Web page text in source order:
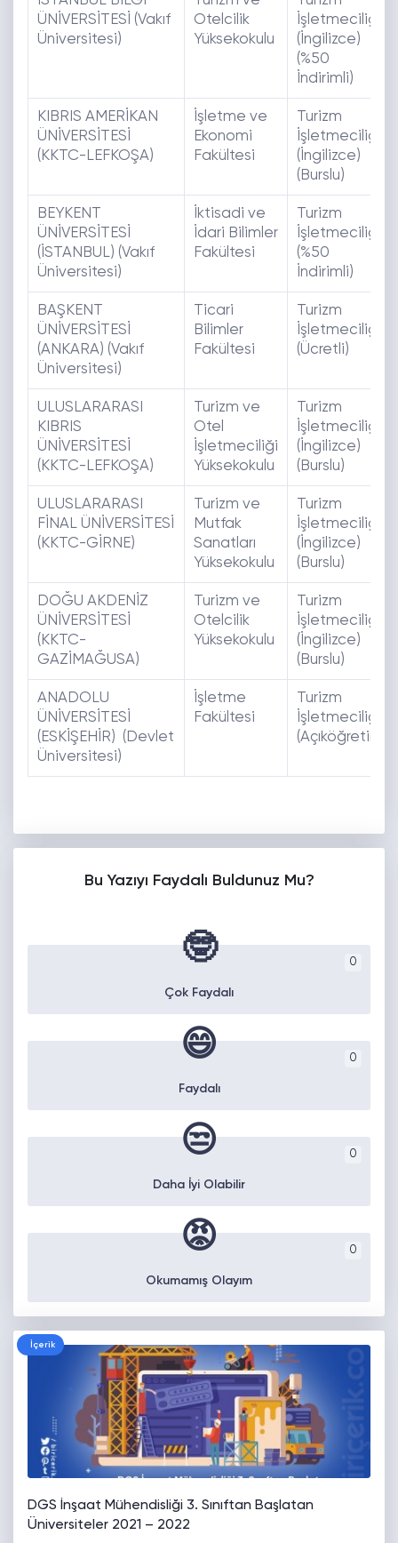
ÜNİVERSİTESİ (Vakıf
Üniversitesi)
Otelcilik
Yüksekokulu
İşletmeciliği
(İngilizce)
(%50
İndirimli)
KIBRIS AMERİKAN
ÜNİVERSİTESİ
(KKTC-LEFKOŞA)
İşletme ve
Ekonomi
Fakültesi
Turizm
İşletmeciliği
(İngilizce)
(Burslu)
BEYKENT
ÜNİVERSİTESİ
(İSTANBUL) (Vakıf
Üniversitesi)
İktisadi ve
İdari Bilimler
Fakültesi
Turizm
İşletmeciliği
(%50
İndirimli)
BAŞKENT
ÜNİVERSİTESİ
(ANKARA) (Vakıf
Üniversitesi)
Ticari
Bilimler
Fakültesi
Turizm
İşletmeciliği
(Ücretli)
ULUSLARARASI
KIBRIS
ÜNİVERSİTESİ
(KKTC-LEFKOŞA)
Turizm ve
Otel
İşletmeciliği
Yüksekokulu
Turizm
İşletmeciliği
(İngilizce)
(Burslu)
ULUSLARARASI
FİNAL ÜNİVERSİTESİ
(KKTC-GİRNE)
Turizm ve
Mutfak
Sanatları
Yüksekokulu
Turizm
İşletmeciliği
(İngilizce)
(Burslu)
DOĞU AKDENİZ
ÜNİVERSİTESİ
(KKTC-
GAZİMAĞUSA)
Turizm ve
Otelcilik
Yüksekokulu
Turizm
İşletmeciliği
(İngilizce)
(Burslu)
ANADOLU
ÜNİVERSİTESİ
(ESKİŞEHİR) (Devlet
Üniversitesi)
İşletme
Fakültesi
Turizm
İşletmeciliği
(Açıköğretim)
Bu Yazıyı Faydalı Buldunuz Mu?
0
🤓
Çok Faydalı
0
😄
Faydalı
0
😒
Daha İyi Olabilir
0
😡
Okumamış Olayım
İçerik
DGS İnşaat Mühendisliği 3. Sınıftan Başlatan
Üniversiteler 2021 – 2022